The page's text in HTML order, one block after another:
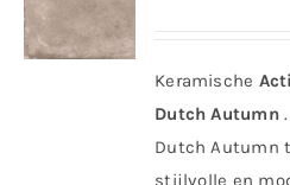
Keramische
Dutch Autumn
Dutch Autumn
stijlvolle en